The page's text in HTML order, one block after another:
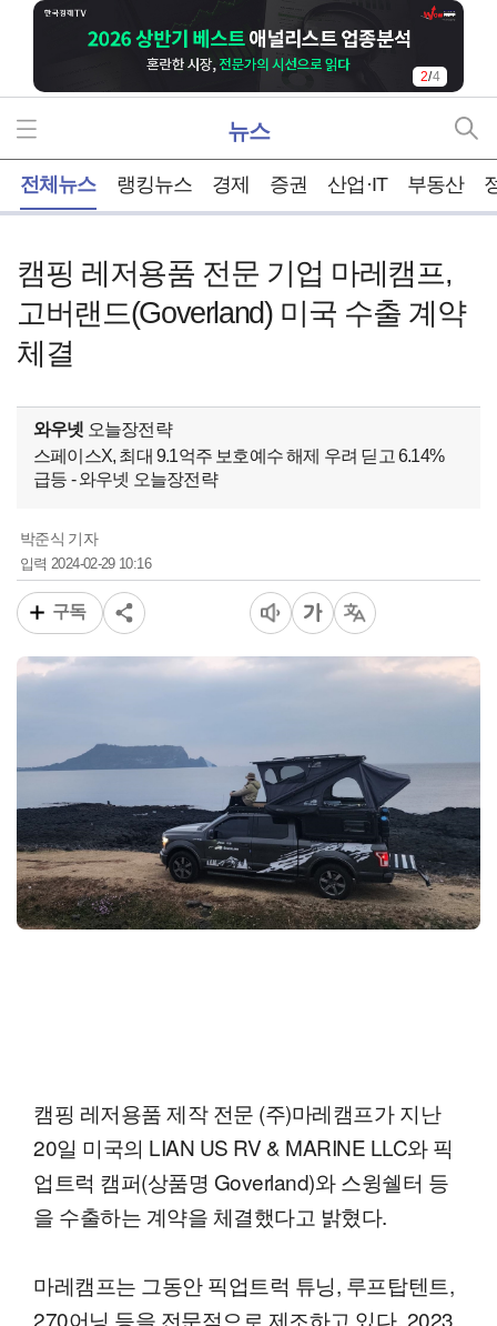
2/4
뉴스
전체뉴스 랭킹뉴스 경제 증권 산업·IT 부동산
캠핑 레저용품 전문 기업 마레캠프,
고버랜드(Goverland) 미국 수출 계약
체결
와우넷 오늘장전략
스페이스X, 최대 9.1억주 보호예수 해제 우려 딛고 6.14%
급등 - 와우넷 오늘장전략
박준식 기자
입력 2024-02-29 10:16
구독
캠핑 레저용품 제작 전문 (주)마레캠프가 지난
20일 미국의 LIAN US RV & MARINE LLC와 픽
업트럭 캠퍼(상품명 Goverland)와 스윙쉘터 등
을 수출하는 계약을 체결했다고 밝혔다.
마레캠프는 그동안 픽업트럭 튜닝, 루프탑텐트,
270어닝 등을 전문적으로 제조하고 있다. 2023